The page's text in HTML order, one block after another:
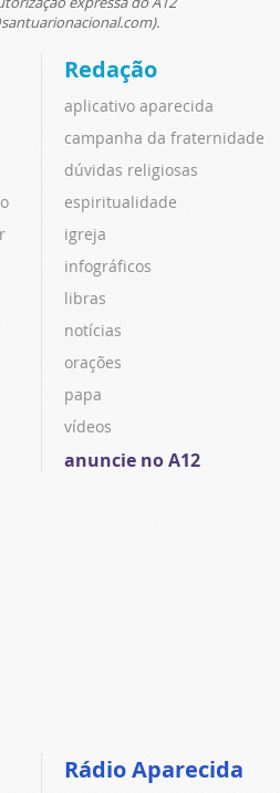
Redação
aplicativo aparecida
campanha da fraternidade
dúvidas religiosas
espiritualidade
igreja
infográficos
libras
notícias
orações
papa
vídeos
anuncie no A12
Rádio Aparecida